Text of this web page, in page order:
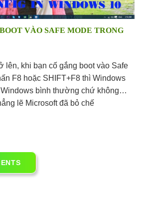
VÀO SAFE MODE TRONG
lên, khi bạn cố gắng boot vào Safe
F8 hoặc SHIFT+F8 thì Windows
bình thường chứ không
lẽ Microsoft đã bỏ chế